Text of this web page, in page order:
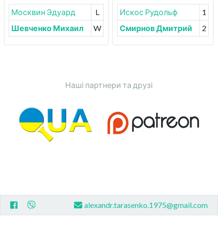
Москвин Эдуард
L
Шевченко Михаил
W
Искос Рудольф
1
Смирнов Дмитрий
2
Наші партнери та друзі
alexandr.tarasenko.1975@gmail.com